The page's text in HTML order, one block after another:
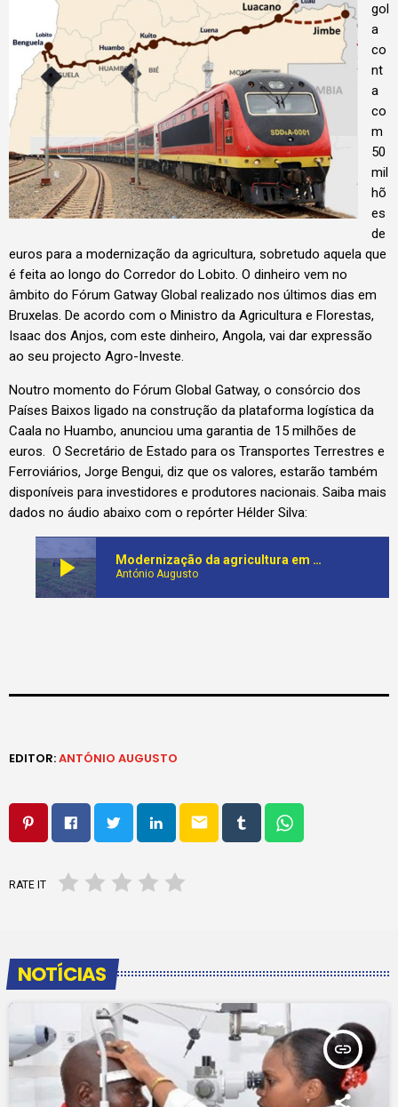
gol
a
co
nt
a
co
m
50
mil
hõ
es
de
euros para a modernização da agricultura, sobretudo aquela que
é feita ao longo do Corredor do Lobito. O dinheiro vem no
âmbito do Fórum Gatway Global realizado nos últimos dias em
Bruxelas. De acordo com o Ministro da Agricultura e Florestas,
Isaac dos Anjos, com este dinheiro, Angola, vai dar expressão
ao seu projecto Agro-Investe.
Noutro momento do Fórum Global Gatway, o consórcio dos
Países Baixos ligado na construção da plataforma logística da
Caala no Huambo, anunciou uma garantia de 15 milhões de
euros. O Secretário de Estado para os Transportes Terrestres e
Ferroviários, Jorge Bengui, diz que os valores, estarão também
disponíveis para investidores e produtores nacionais. Saiba mais
dados no áudio abaixo com o repórter Hélder Silva:
play_arrow Modernização da agricultura em Angola com realce para aquela feita ao longo do Corredor do Lobito conta com 50 milhões de euros
António Augusto
EDITOR:ANTÓNIO AUGUSTO
email
RATE IT
NOTÍCIAS
insert_link